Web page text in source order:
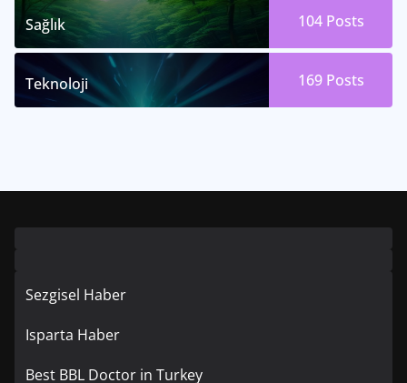
Sağlık 104 Posts
Teknoloji 169 Posts
Sezgisel Haber
Isparta Haber
Best BBL Doctor in Turkey